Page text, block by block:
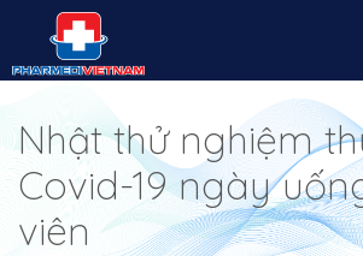
Nhật thử nghiệm
Covid-19 ngày
viên